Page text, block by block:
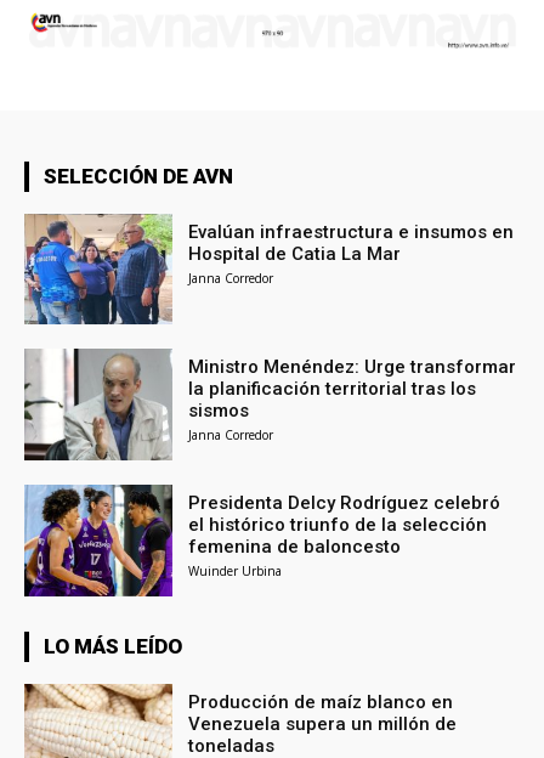
SELECCIÓN DE AVN
Evalúan infraestructura e insumos en
Hospital de Catia La Mar
Janna Corredor
Ministro Menéndez: Urge transformar
la planificación territorial tras los
sismos
Janna Corredor
Presidenta Delcy Rodríguez celebró
el histórico triunfo de la selección
femenina de baloncesto
Wuinder Urbina
LO MÁS LEÍDO
Producción de maíz blanco en
Venezuela supera un millón de
toneladas